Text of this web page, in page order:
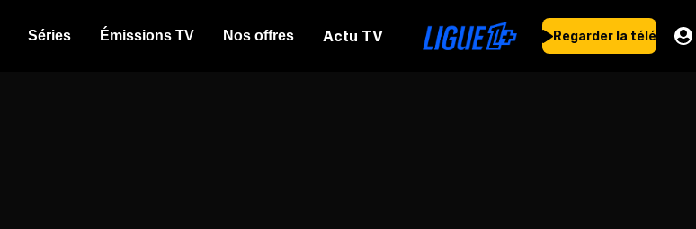
Séries Émissions TV Nos offres Actu TV Regarder la télé